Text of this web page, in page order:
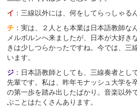
イ ：三線以外には、何をしてらっしゃる
チ ：実は、２人とも本業は日本語教師な
メルボルンへ来ましたが、日本が大好き
きは少しつらかったですね。今では、三
います。
ジ ：日本語教師としても、三線奏者とし
先輩です。私は、昨年モナッシュ大学を
の第一歩を踏み出したばかり。音楽以外
ぶことはたくさんあります。